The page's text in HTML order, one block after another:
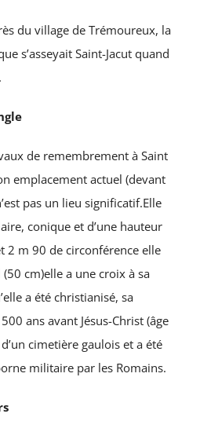
du village de Trémoureux, la
s’asseyait Saint-Jacut quand
de remembrement à Saint
emplacement actuel (devant
pas un lieu significatif.Elle
conique et d’une hauteur
2 m 90 de circonférence elle
cm)elle a une croix à sa
a été christianisé, sa
ans avant Jésus-Christ (âge
cimetière gaulois et a été
militaire par les Romains.